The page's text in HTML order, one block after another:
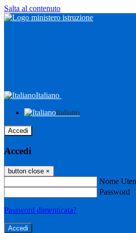
Salta al contenuto
Italiano
Italiano
Accedi
Accedi
button close ×
Nome
Password
Password dimenticata?